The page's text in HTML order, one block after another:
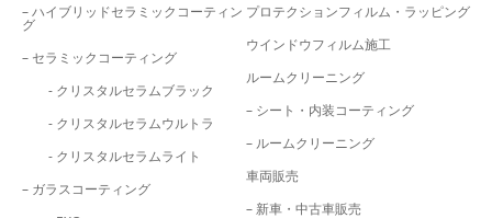
– ハイブリッドセラミックコーティン
グ
– セラミックコーティング
- クリスタルセラムブラック
- クリスタルセラムウルトラ
- クリスタルセラムライト
– ガラスコーティング
プロテクションフィルム・ラッピング
ウインドウフィルム施工
ルームクリーニング
– シート・内装コーティング
– ルームクリーニング
車両販売
– 新車・中古車販売